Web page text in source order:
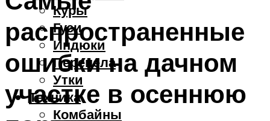
Куры
Гуси
Индюки
Перепела
Утки
Техника
Комбайны
распространенные
ошибки на дачном
участке в осеннюю